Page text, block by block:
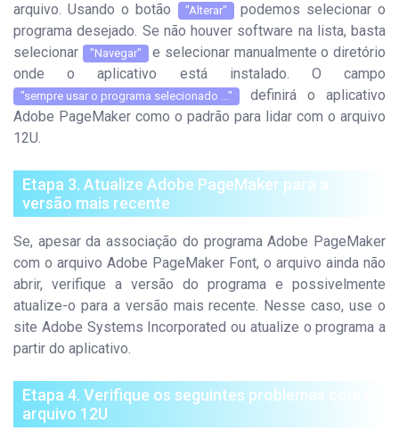
arquivo. Usando o botão
"Alterar" podemos selecionar o
programa desejado. Se não houver software na lista, basta
selecionar
"Navegar" e selecionar manualmente o diretório
onde o aplicativo está instalado. O campo
"sempre usar o programa selecionado ..."
definirá o aplicativo
Adobe PageMaker como o padrão para lidar com o arquivo
12U.
Etapa 3. Atualize Adobe PageMaker para a
versão mais recente
Se, apesar da associação do programa Adobe PageMaker
com o arquivo Adobe PageMaker Font, o arquivo ainda não
abrir, verifique a versão do programa e possivelmente
atualize-o para a versão mais recente. Nesse caso, use o
site Adobe Systems Incorporated ou atualize o programa a
partir do aplicativo.
Etapa 4. Verifique os seguintes problemas com o
arquivo 12U